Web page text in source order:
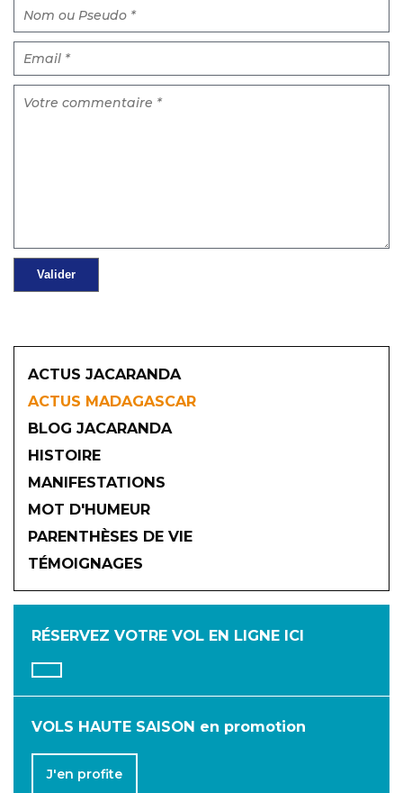
ACTUS JACARANDA
ACTUS MADAGASCAR
BLOG JACARANDA
HISTOIRE
MANIFESTATIONS
MOT D'HUMEUR
PARENTHÈSES DE VIE
TÉMOIGNAGES
RÉSERVEZ VOTRE VOL EN LIGNE ICI
VOLS HAUTE SAISON en promotion
J'en profite
JANVIER
AVRIL MAI JUIN
JUILLET AOÛT SEPTEMBRE
OCTOBRE